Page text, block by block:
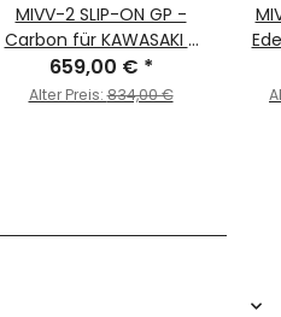
MIVV-2 SLIP-ON GP -
Carbon für KAWASAKI -
Z1000 BJ. 2007 > 2009 -
K.020.L2S
659,00 € *
Alter Preis:834,00 €